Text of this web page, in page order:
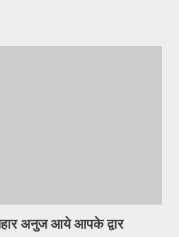
अनुज आये आपके द्वार